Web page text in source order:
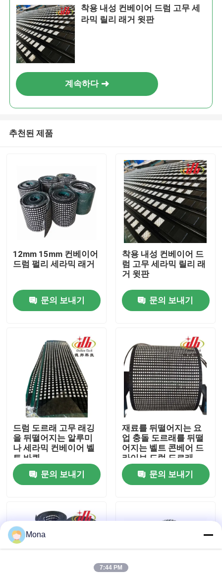
홈
동영상
회사 소개
공장 투어
품질 관리
연락처
요업 마모 라이너
알루미나 세라믹 라이너
착용 내성 컨베이어 드럼 고무 세
라믹 릴리 래거 윗판
계속하다
추천된 제품
12mm 15mm 컨베이어
드럼 펄리 세라믹 래거
문의 보내기
착용 내성 컨베이어 드
럼 고무 세라믹 릴리 래
거 윗판
문의 보내기
드럼 도르래 고무 래깅
을 뒤떨어지는 알루미
나 세라믹 컨베이어 벨
트 바퀴
문의 보내기
재료를 뒤떨어지는 요
업 충돌 도르래를 뒤떨
어지는 벨트 콘베어 드
라이브 드럼 도르래
문의 보내기
Mona
7:44 PM